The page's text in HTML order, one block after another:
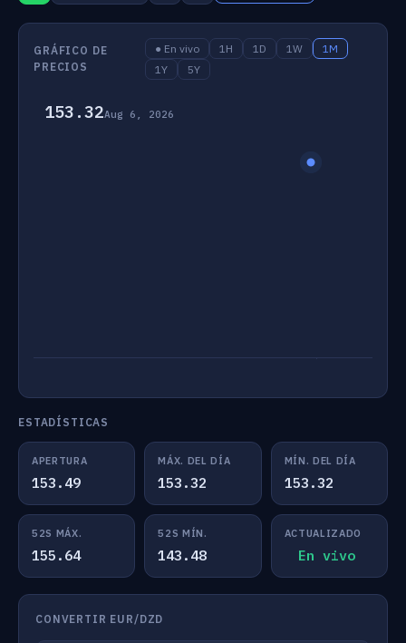
GRÁFICO DE
PRECIOS
● En vivo 1H 1D 1W
1M
1Y
5Y
153.32Aug 6, 2026
ESTADÍSTICAS
APERTURA
153.49
MÁX. DEL DÍA
153.32
MÍN. DEL DÍA
153.32
52S MÁX.
155.64
52S MÍN.
143.48
ACTUALIZADO
En vivo
CONVERTIR EUR/DZD